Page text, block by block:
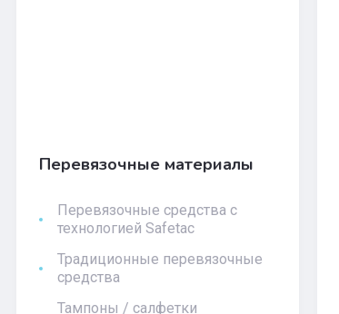
Перевязочные материалы
Перевязочные средства с
технологией Safetac
Традиционные перевязочные
средства
Тампоны / салфетки